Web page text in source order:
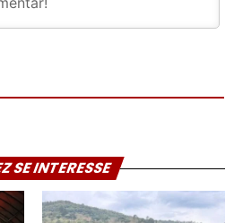
SE INTERESSE